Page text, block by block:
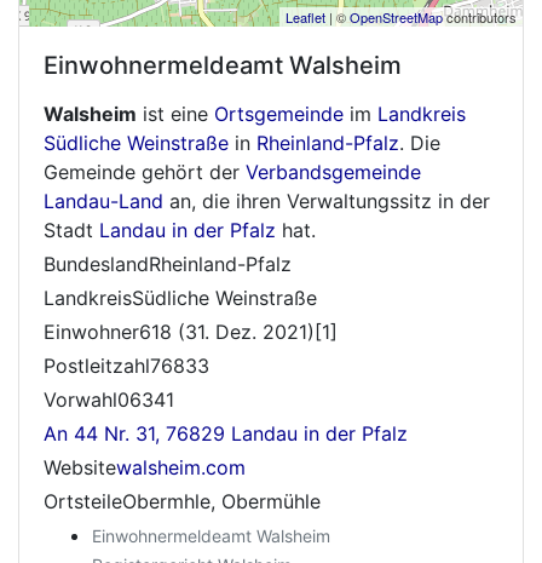
Leaflet | ©OpenStreetMapcontributors
Einwohnermeldeamt Walsheim
Walsheim ist eine Ortsgemeinde im Landkreis
Südliche Weinstraße in Rheinland-Pfalz. Die
Gemeinde gehört der Verbandsgemeinde
Landau-Land an, die ihren Verwaltungssitz in der
Stadt Landau in der Pfalz hat.
BundeslandRheinland-Pfalz
LandkreisSüdliche Weinstraße
Einwohner618 (31. Dez. 2021)[1]
Postleitzahl76833
Vorwahl06341
An 44 Nr. 31, 76829 Landau in der Pfalz
Websitewalsheim.com
OrtsteileObermhle, Obermühle
Einwohnermeldeamt Walsheim